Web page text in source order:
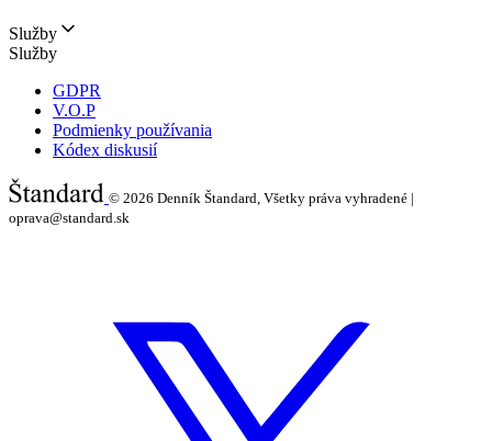
Služby
Služby
GDPR
V.O.P
Podmienky používania
Kódex diskusií
© 2026 Denník Štandard, Všetky práva vyhradené |
oprava@standard.sk